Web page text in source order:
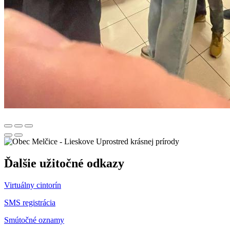
Uprostred krásnej prírody
Ďalšie užitočné odkazy
Virtuálny cintorín
SMS registrácia
Smútočné oznamy